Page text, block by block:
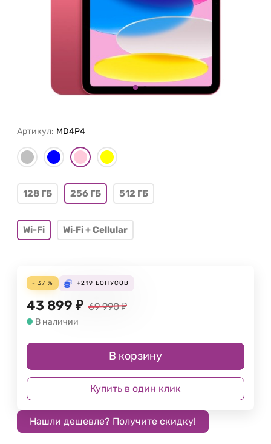
Артикул: MD4P4
128 ГБ 256 ГБ 512 ГБ
Wi-Fi Wi‑Fi + Cellular
- 37 % +219 БОНУСОВ
43 899 ₽ 69 990 ₽
В наличии
В корзину
Купить в один клик